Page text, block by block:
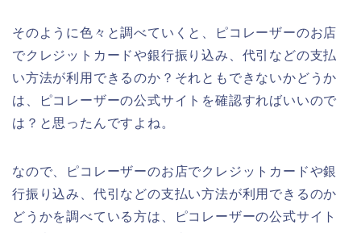
そのように色々と調べていくと、ピコレーザーのお店
でクレジットカードや銀行振り込み、代引などの支払
い方法が利用できるのか？それともできないかどうか
は、ピコレーザーの公式サイトを確認すればいいので
は？と思ったんですよね。
なので、ピコレーザーのお店でクレジットカードや銀
行振り込み、代引などの支払い方法が利用できるのか
どうかを調べている方は、ピコレーザーの公式サイト